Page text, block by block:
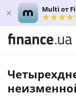
Multi от